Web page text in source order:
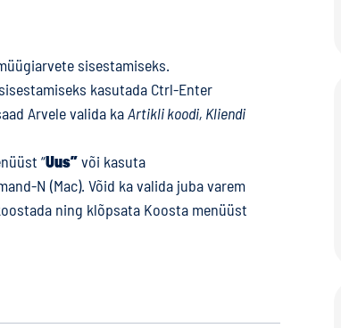
sisestamiseks.
kasutada Ctrl-Enter
Arvele valida kaArtikli koodi, Kliendi
“Uus”või kasuta
N (Mac). Võid ka valida juba varem
ning klõpsata Koosta menüüst